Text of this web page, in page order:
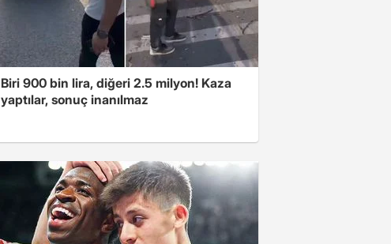
Biri 900 bin lira, diğeri 2.5 milyon! Kaza
yaptılar, sonuç inanılmaz